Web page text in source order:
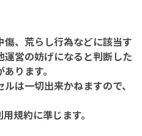
傷、荒らし行為などに該当す
営の妨げになると判断した
ります。
は一切出来かねますので、
規約に準じます。